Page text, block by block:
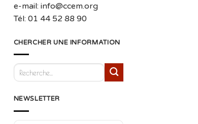
e-mail: info@ccem.org
Tél: 01 44 52 88 90
CHERCHER UNE INFORMATION
NEWSLETTER